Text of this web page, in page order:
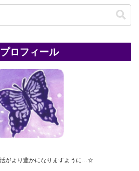
プロフィール
がより豊かになりますように…☆